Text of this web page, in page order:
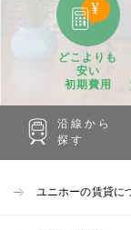
どこよりも
安い
初期費用
沿線から
探す
ユニホーの賃貸に